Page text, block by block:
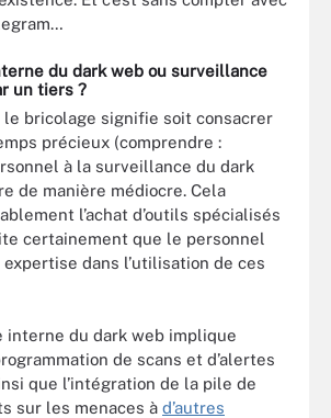
du dark web ou surveillance
un tiers ?
le bricolage signifie soit consacrer
précieux (comprendre :
à la surveillance du dark
de manière médiocre. Cela
l’achat d’outils spécialisés
certainement que le personnel
dans l’utilisation de ces
interne du dark web implique
de scans et d’alertes
que l’intégration de la pile de
sur les menaces à d’autres